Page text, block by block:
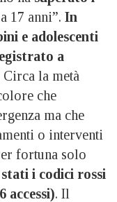
17 anni”. In
e adolescenti
a
Circa la metà
che
ma che
o interventi
fortuna solo
i codici rossi
accessi). Il